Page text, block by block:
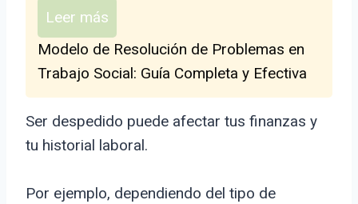
Leer más
Modelo de Resolución de Problemas en
Trabajo Social: Guía Completa y Efectiva
Ser despedido puede afectar tus finanzas y
tu historial laboral.
Por ejemplo, dependiendo del tipo de